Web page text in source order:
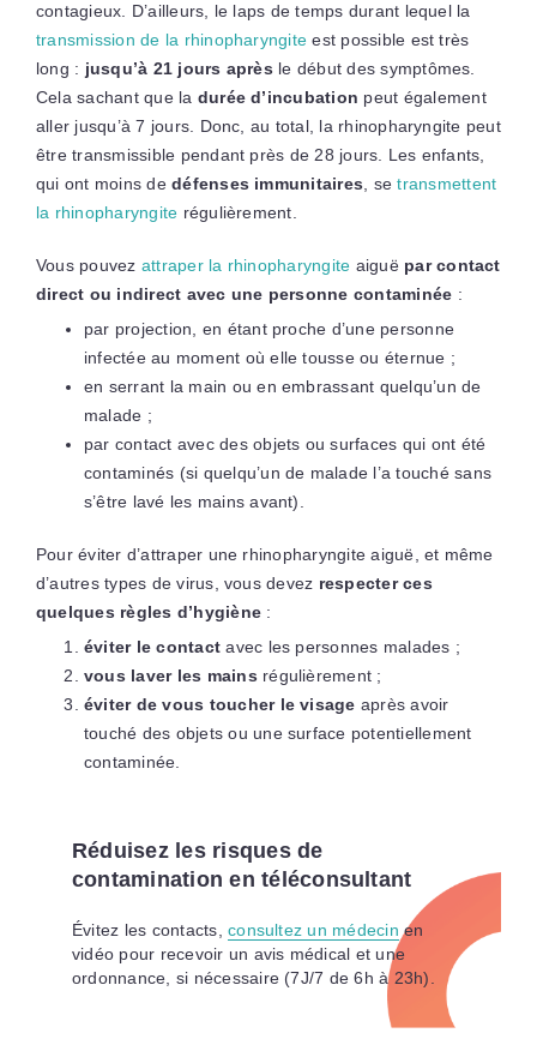
contagieux. D’ailleurs, le laps de temps durant lequel la
transmission de la rhinopharyngite est possible est très
long : jusqu’à 21 jours après le début des symptômes.
Cela sachant que la durée d’incubation peut également
aller jusqu’à 7 jours. Donc, au total, la rhinopharyngite peut
être transmissible pendant près de 28 jours. Les enfants,
qui ont moins dedéfenses immunitaires, setransmettent
la rhinopharyngite régulièrement.
Vous pouvez attraper la rhinopharyngite aiguë par contact
direct ou indirect avec une personne contaminée :
par projection, en étant proche d’une personne
infectée au moment où elle tousse ou éternue ;
en serrant la main ou en embrassant quelqu’un de
malade ;
par contact avec des objets ou surfaces qui ont été
contaminés (si quelqu’un de malade l’a touché sans
s’être lavé les mains avant).
Pour éviter d’attraper une rhinopharyngite aiguë, et même
d’autres types de virus, vous devez respecter ces
quelques règles d’hygiène :
éviter le contact avec les personnes malades ;
vous laver les mains régulièrement ;
éviter de vous toucher le visage après avoir
touché des objets ou une surface potentiellement
contaminée.
Réduisez les risques de
contamination en téléconsultant
Évitez les contacts,consultez un médecin en
vidéo pour recevoir un avis médical et une
ordonnance, si nécessaire (7J/7 de 6h à 23h).